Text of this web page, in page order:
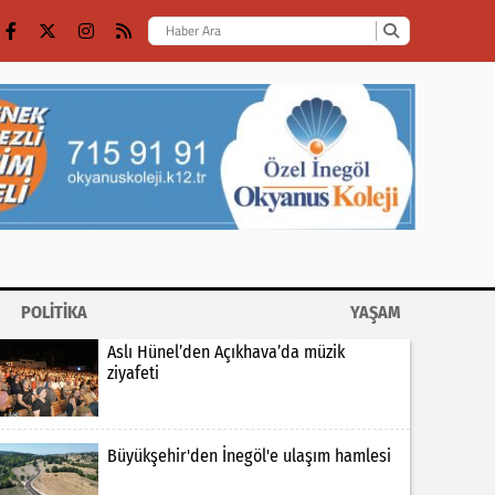
POLİTİKA
YAŞAM
Aslı Hünel’den Açıkhava’da müzik
ziyafeti
Büyükşehir'den İnegöl'e ulaşım hamlesi